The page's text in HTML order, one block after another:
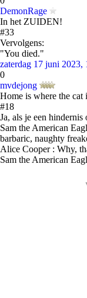
DemonRage
In het ZUIDEN!
#33
Vervolgens:
"You died."
zaterdag 17 juni 2023,
0
mvdejong
Home is where the cat
#18
Ja, als je een
Sam the American
barbaric, naughty
Alice Cooper : Why,
Sam the American